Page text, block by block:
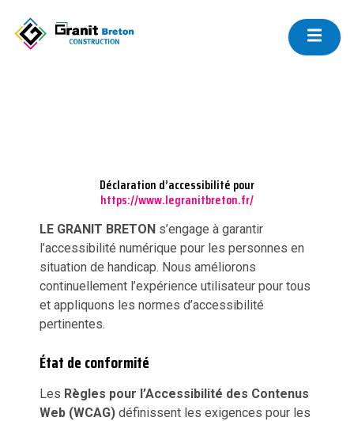
DÉCLARATION D’ACCESSIBILITÉ
Déclaration d’accessibilité pour
https://www.legranitbreton.fr/
LE GRANIT BRETON s’engage à garantir
l’accessibilité numérique pour les personnes en
situation de handicap. Nous améliorons
continuellement l’expérience utilisateur pour tous
et appliquons les normes d’accessibilité
pertinentes.
État de conformité
Les Règles pour l’Accessibilité des Contenus
Web (WCAG) définissent les exigences pour les